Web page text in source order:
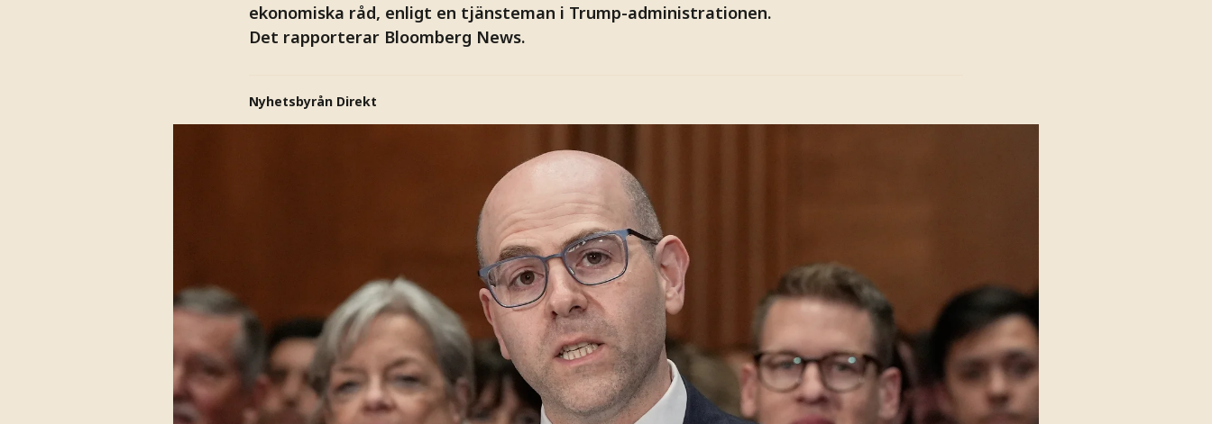
ekonomiska råd, enligt en tjänsteman i Trump-administrationen.
Det rapporterar Bloomberg News.
Nyhetsbyrån Direkt